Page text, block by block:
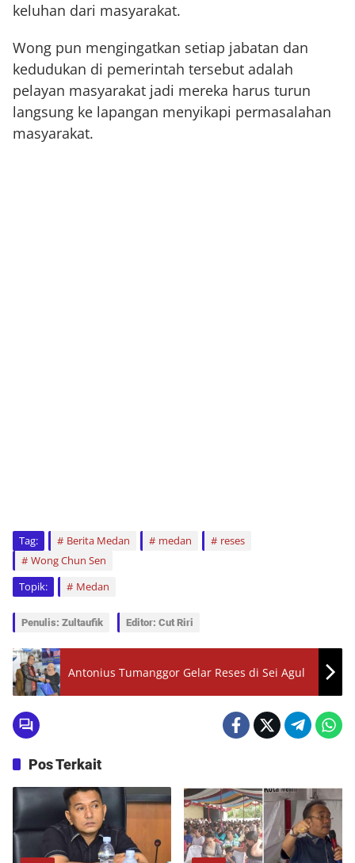
keluhan dari masyarakat.
Wong pun mengingatkan setiap jabatan dan
kedudukan di pemerintah tersebut adalah
pelayan masyarakat jadi mereka harus turun
langsung ke lapangan menyikapi permasalahan
masyarakat.
Tag: Berita Medan medan
reses
Wong Chun Sen
Topik:
Medan
Penulis: Zultaufik Editor: Cut Riri
Antonius Tumanggor Gelar Reses di Sei Agul
Pos Terkait